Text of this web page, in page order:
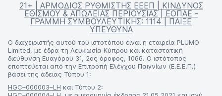
21+ | ΑΡΜΟΔΙΟΣ ΡΥΘΜΙΣΤΗΣ ΕΕΕΠ | ΚΙΝΔΥΝΟΣ
ΕΘΙΣΜΟΥ & ΑΠΩΛΕΙΑΣ ΠΕΡΙΟΥΣΙΑΣ | ΕΟΠΑΕ -
ΓΡΑΜΜΗ ΣΥΜΒΟΥΛΕΥΤΙΚΗΣ: 1114 | ΠΑΙΞΕ
ΥΠΕΥΘΥΝΑ
Ο διαχειριστής αυτού του ιστοτόπου είναι η εταιρεία PLUMO
Limited, με έδρα τη Λευκωσία Κύπρου και καταστατική
διεύθυνση Ευαγόρου 31, 2ος όροφος, 1066. Ο ιστότοπος
εποπτεύεται από την Επιτροπή Ελέγχου Παιγνίων (Ε.Ε.Ε.Π.)
βάσει της άδειας Τύπου 1:
HGC–000003–LH και Τύπου 2: